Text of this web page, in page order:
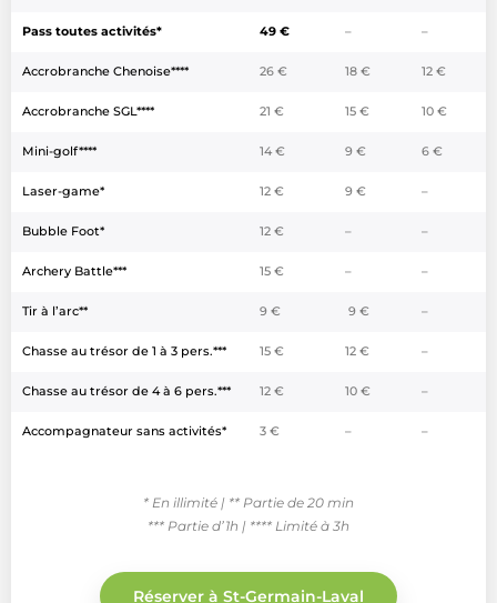
Pass toutes activités* 49 € – –
Accrobranche Chenoise**** 26 € 18 € 12 €
Accrobranche SGL**** 21 € 15 € 10 €
Mini-golf**** 14 € 9 € 6 €
Laser-game* 12 € 9 € –
Bubble Foot* 12 € – –
Archery Battle*** 15 € – –
Tir à l’arc** 9 € 9 € –
Chasse au trésor de 1 à 3 pers.*** 15 € 12 € –
Chasse au trésor de 4 à 6 pers.*** 12 € 10 € –
Accompagnateur sans activités* 3 € – –
* En illimité | ** Partie de 20 min
*** Partie d’1h | **** Limité à 3h
Réserver à St-Germain-Laval